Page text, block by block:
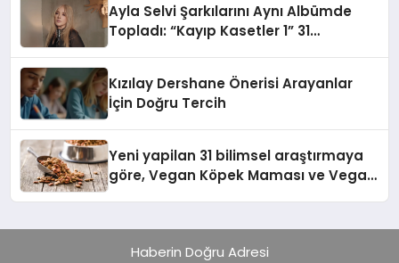
Ayla Selvi Şarkılarını Aynı Albümde
Topladı: “Kayıp Kasetler 1” 31
Kızılay Dershane Önerisi Arayanlar
İçin Doğru Tercih
Yeni yapilan 31 bilimsel araştırmaya
göre, Vegan Köpek Maması ve Vegan
Haberin Doğru Adresi